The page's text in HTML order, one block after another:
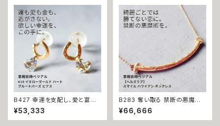
B427 幸運を支配し、愛と富を
引き寄せる 悪魔の馬蹄 K10 イ
エローゴールド ハート ブルート
パーズ ピアス 悪魔術師ベリアル
¥53,333
B283 奪い取る 禁断の悪魔術
恋の勝者になれる 縁切り【ヘル
ズラブ】スマイル ハワイアン ネ
ックレス ステンレス 悪魔術師
¥66,666